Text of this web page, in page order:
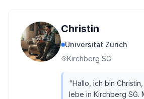
Christin
Universität Zürich
Kirchberg SG
"Hallo, ich bin
lebe in Kirchberg SG.